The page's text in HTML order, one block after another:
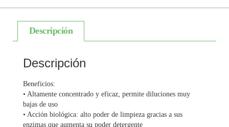
Descripción
Descripción
Beneficios:
• Altamente concentrado y eficaz, permite diluciones muy
bajas de uso
• Acción biológica: alto poder de limpieza gracias a sus
enzimas que aumenta su poder detergente